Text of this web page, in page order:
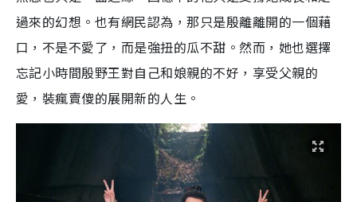
過來的幻想。也有網民認為，那只是殷離離開的一個藉
口，不是不愛了，而是強扭的瓜不甜。然而，她也選擇
忘記小時間殷野王對自己和娘親的不好，享受父親的
愛，裝瘋賣傻的展開新的人生。